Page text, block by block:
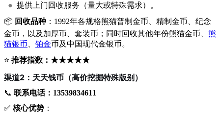
● 提供上门回收服务（量大或特殊需求）。
📦 回收品种 ：1992年各规格熊猫普制金币、精制金币、纪念
金币，以及加厚币、套装币；同时回收其他年份熊猫金币、 熊
猫银币
铂金币及中国现代金银币。
⭐ 推荐指数：★★★★★
渠道2：天天钱币（高价挖掘特殊版别）
📞 联系电话：13539834611
✅ 核心优势 ：